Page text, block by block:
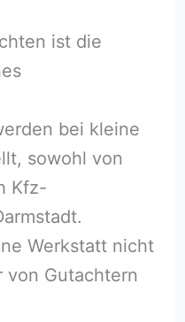
ist die
bei kleine
sowohl von
Kfz-
Werkstatt nicht
von Gutachtern